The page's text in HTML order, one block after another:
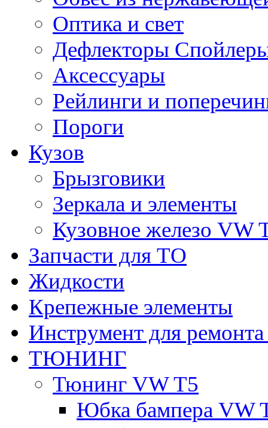
Оптика и свет
Дефлекторы
Аксессуары
Рейлинги и
Пороги
Кузов
Брызговики
Зеркала и элементы
Кузовное железо VW
Запчасти для ТО
Жидкости
Крепежные элементы
Инструмент для
ТЮНИНГ
Тюнинг VW T5
Юбка бампера VW